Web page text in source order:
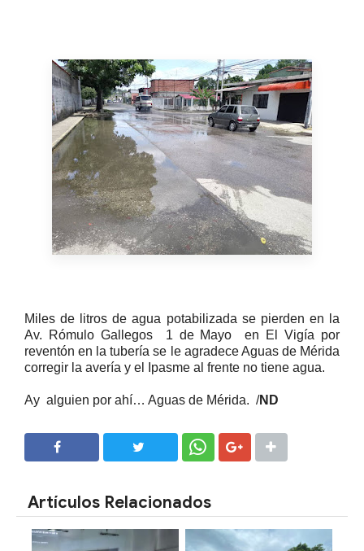
Miles de litros de agua potabilizada se pierden en la
Av. Rómulo Gallegos 1 de Mayo en El Vigía por
reventón en la tubería se le agradece Aguas de Mérida
corregir la avería y el Ipasme al frente no tiene agua.
Ay alguien por ahí… Aguas de Mérida. /ND
Artículos Relacionados